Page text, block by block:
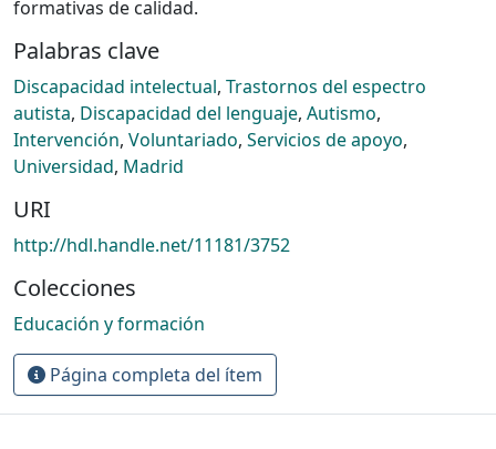
formativas de calidad.
Palabras clave
Discapacidad intelectual, Trastornos del espectro
autista, Discapacidad del lenguaje, Autismo,
Intervención, Voluntariado, Servicios de apoyo,
Universidad, Madrid
URI
http://hdl.handle.net/11181/3752
Colecciones
Educación y formación
Página completa del ítem